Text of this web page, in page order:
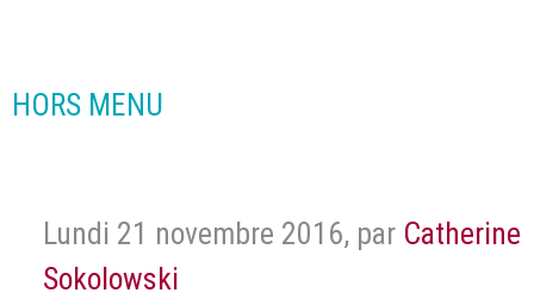
HORS MENU
Lundi 21 novembre 2016, par Catherine
Sokolowski